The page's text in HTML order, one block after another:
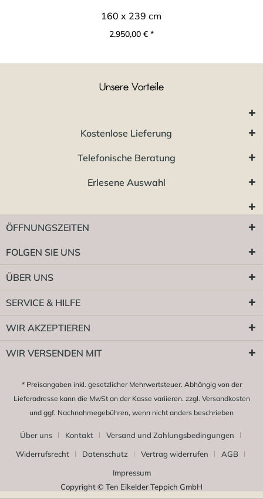
160 x 239 cm
2.950,00 € *
Unsere Vorteile
Kostenlose Lieferung
Telefonische Beratung
Erlesene Auswahl
ÖFFNUNGSZEITEN
FOLGEN SIE UNS
ÜBER UNS
SERVICE & HILFE
WIR AKZEPTIEREN
WIR VERSENDEN MIT
* Preisangaben inkl. gesetzlicher Mehrwertsteuer. Abhängig von der
Lieferadresse kann die MwSt an der Kasse variieren. zzgl. Versandkosten
und ggf. Nachnahmegebühren, wenn nicht anders beschrieben
Über uns Kontakt
Versand und Zahlungsbedingungen
Widerrufsrecht
Datenschutz Vertrag widerrufen
AGB
Impressum
Copyright © Ten Eikelder Teppich GmbH